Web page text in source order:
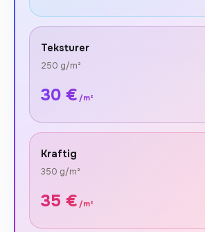
Teksturer
250 g/m²
30 € /m²
Kraftig
350 g/m²
35 € /m²